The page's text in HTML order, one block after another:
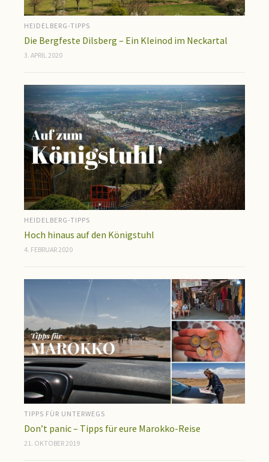
HEIDELBERG-TIPPS
Die Bergfeste Dilsberg – Ein Kleinod im Neckartal
3. APRIL 2020
HEIDELBERG-TIPPS
Hoch hinaus auf den Königstuhl
4. FEBRUAR 2020
TIPPS FÜR UNTERWEGS
Don’t panic – Tipps für eure Marokko-Reise
21. OKTOBER 2019